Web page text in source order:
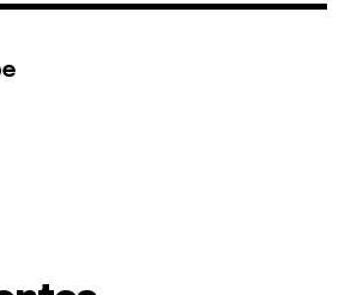
of
and be part of the
your email address on our website
button below. Don't worry, we respect